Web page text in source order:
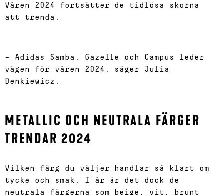
Våren 2024 fortsätter de tidlösa skorna
att trenda.
– Adidas Samba, Gazelle och Campus leder
vägen för våren 2024, säger Julia
Denkiewicz.
METALLIC OCH NEUTRALA FÄRGER
TRENDAR 2024
Vilken färg du väljer handlar så klart om
tycke och smak. I år är det dock de
neutrala färgerna som beige, vit, brunt